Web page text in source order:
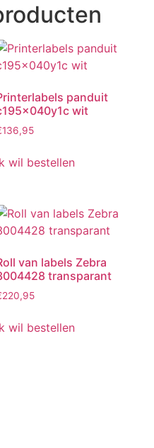
panduit
wit
136,95
wil bestellen
van labels Zebra
transparant
220,95
wil bestellen